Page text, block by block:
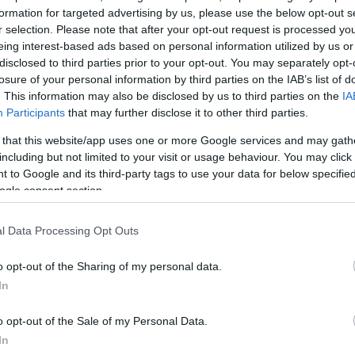
for targeted advertising by us, please use the below opt-out
selection. Please note that after your opt-out request is processed
interest-based ads based on personal information utilized by us
to third parties prior to your opt-out. You may separately
of your personal information by third parties on the IAB’s list of
This information may also be disclosed by us to third parties on the
Participants that may further disclose it to other third parties.
that this website/app uses one or more Google services and may
but not limited to your visit or usage behaviour. You may
to Google and its third-party tags to use your data for below
consent section.
Data Processing Opt Outs
opt-out of the Sharing of my personal data.
opt-out of the Sale of my Personal Data.
της Φθοιώτιδας- και μόλις στο 5ο λεπτό ο
και έκανε το παράλληλο γύρισμα στην εστία,
σπρώξει στα δίχτυα.
ευτύχησαν να προηγηθούν στο 13ο λεπτό όταν μετά
γκολ μάλιστα συγκρούστηκε ο Σεμέδο με τον
Λαμίας, Θεοδωρόπουλο, με τον Πορτογάλο να
μερικά δευτερόλεπτα τις αισθήσεις του